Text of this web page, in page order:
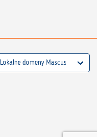
Lokalne domeny Mascus